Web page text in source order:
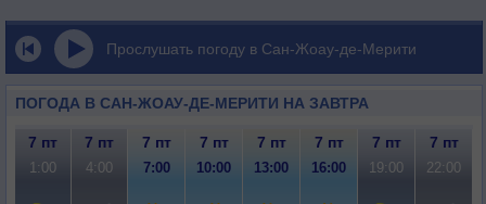
Прослушать погоду в Сан-Жоау-де-Мерити
ПОГОДА В САН-ЖОАУ-ДЕ-МЕРИТИ НА ЗАВТРА
7 пт 7 пт 7 пт 7 пт 7 пт 7 пт 7 пт 7 пт
1:00 4:00 7:00 10:00 13:00 16:00 19:00 22:00